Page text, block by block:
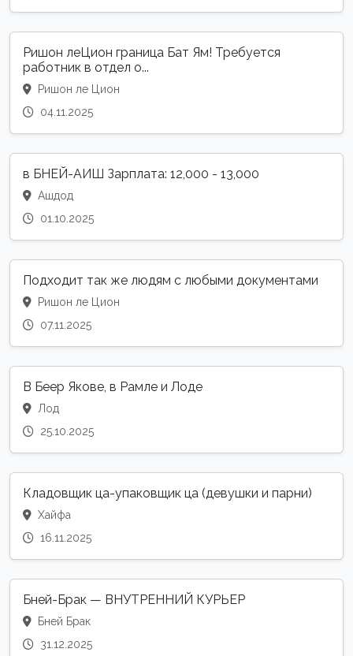
Ришон леЦион граница Бат Ям! Требуется
работник в отдел о...
Ришон ле Цион
04.11.2025
в БНЕЙ-АИШ Зарплата: 12,000 - 13,000
Ашдод
01.10.2025
Подходит так же людям с любыми документами
Ришон ле Цион
07.11.2025
В Беер Якове, в Рамле и Лоде
Лод
25.10.2025
Кладовщик ца-упаковщик ца (девушки и парни)
Хайфа
16.11.2025
Бней-Брак — ВНУТРЕННИЙ КУРЬЕР
Бней Брак
31.12.2025